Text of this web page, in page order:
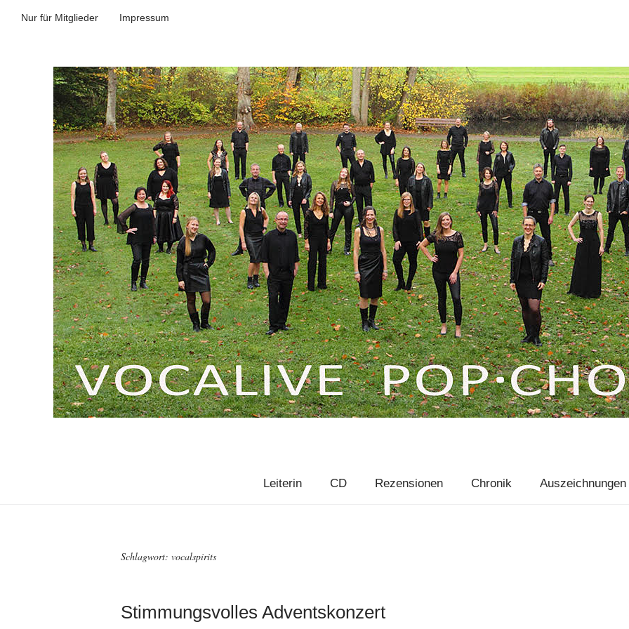
Nur für Mitglieder Impressum
Leiterin CD Rezensionen Chronik Auszeichnungen
Schlagwort: vocalspirits
Stimmungsvolles Adventskonzert